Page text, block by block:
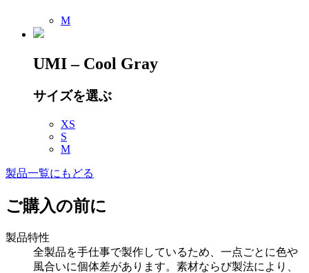
M
UMI – Cool Gray
サイズを選ぶ
XS
S
M
製品一覧にもどる
ご購入の前に
製品特性
全製品を手仕事で製作しているため、一点ごとに色や
風合いに個体差があります。素材ならび製法により、